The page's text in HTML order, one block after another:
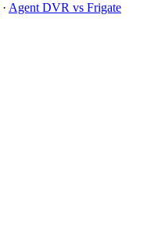
· Agent DVR vs Frigate